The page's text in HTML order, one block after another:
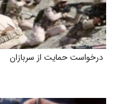
درخواست حمایت از سربازان